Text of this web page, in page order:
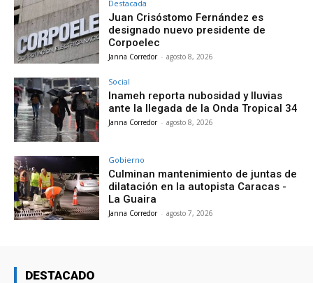
Destacada
Juan Crisóstomo Fernández es
designado nuevo presidente de
Corpoelec
Janna Corredor - agosto 8, 2026
Social
Inameh reporta nubosidad y lluvias
ante la llegada de la Onda Tropical 34
Janna Corredor - agosto 8, 2026
Gobierno
Culminan mantenimiento de juntas de
dilatación en la autopista Caracas -
La Guaira
Janna Corredor - agosto 7, 2026
DESTACADO